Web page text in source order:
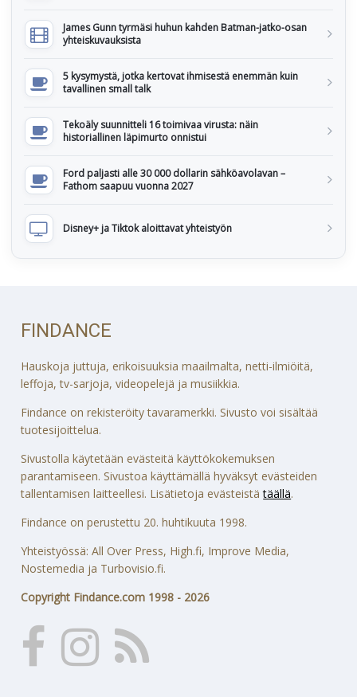
James Gunn tyrmäsi huhun kahden Batman-jatko-osan
yhteiskuvauksista
5 kysymystä, jotka kertovat ihmisestä enemmän kuin
tavallinen small talk
Tekoäly suunnitteli 16 toimivaa virusta: näin
historiallinen läpimurto onnistui
Ford paljasti alle 30 000 dollarin sähköavolavan –
Fathom saapuu vuonna 2027
Disney+ ja Tiktok aloittavat yhteistyön
FINDANCE
Hauskoja juttuja, erikoisuuksia maailmalta, netti-ilmiöitä,
leffoja, tv-sarjoja, videopelejä ja musiikkia.
Findance on rekisteröity tavaramerkki. Sivusto voi sisältää
tuotesijoittelua.
Sivustolla käytetään evästeitä käyttökokemuksen
parantamiseen. Sivustoa käyttämällä hyväksyt evästeiden
tallentamisen laitteellesi. Lisätietoja evästeistätäällä.
Findance on perustettu 20. huhtikuuta 1998.
Yhteistyössä: All Over Press, High.fi, Improve Media,
Nostemedia ja Turbovisio.fi.
Copyright Findance.com 1998 - 2026